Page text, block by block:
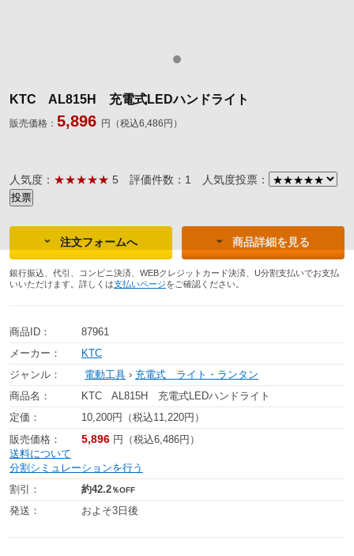
KTC AL815H 充電式LEDハンドライト
販売価格： 5,896 円（税込6,486円）
人気度： ★★★★★ 5 評価件数：1 人気度投票：
注文フォームへ 商品詳細を見る
銀行振込、代引、コンビニ決済、WEBクレジットカード決済、U分割支払いでお支払
いいただけます。詳しくは支払いページをご確認ください。
商品ID：
87961
メーカー：
KTC
ジャンル：
電動工具 › 充電式 ライト・ランタン
商品名：
KTC AL815H 充電式LEDハンドライト
定価：
10,200円（税込11,220円）
販売価格：
5,896 円（税込6,486円）
送料について
分割シミュレーションを行う
割引：
約42.2％OFF
発送： およそ3日後